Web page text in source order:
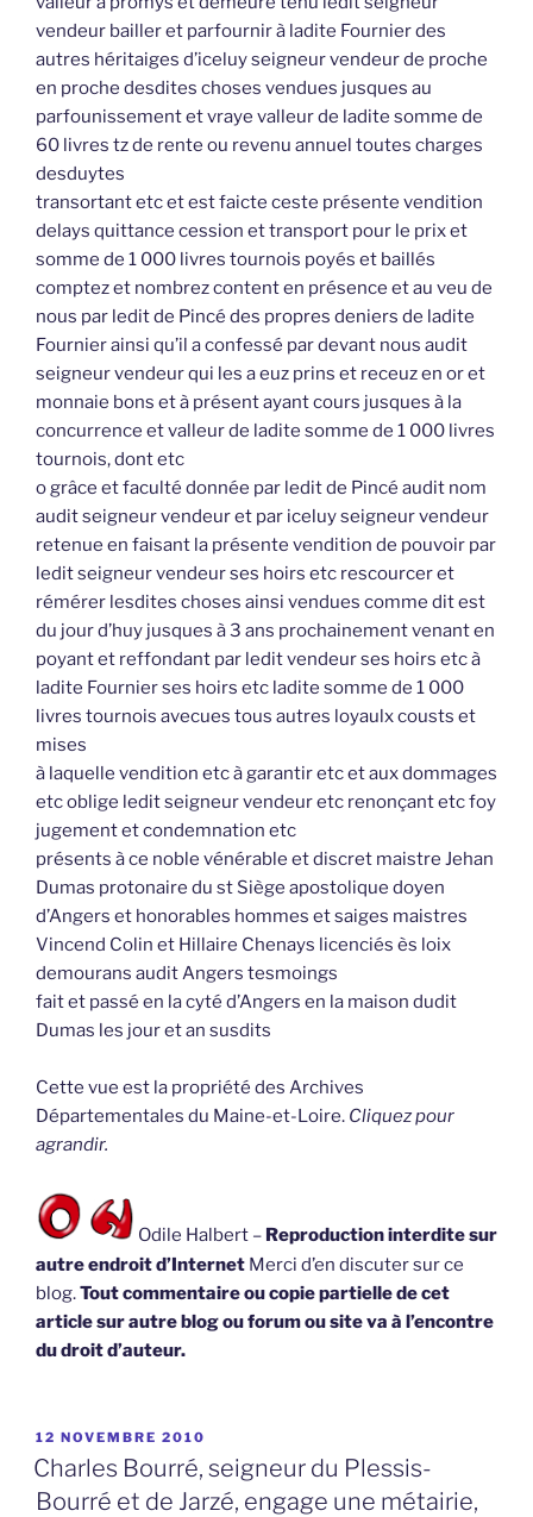
vendeur bailler et parfournir à ladite Fournier des
autres héritaiges d’iceluy seigneur vendeur de proche
en proche desdites choses vendues jusques au
parfounissement et vraye valleur de ladite somme de
60 livres tz de rente ou revenu annuel toutes charges
desduytes
transortant etc et est faicte ceste présente vendition
delays quittance cession et transport pour le prix et
somme de 1 000 livres tournois poyés et baillés
comptez et nombrez content en présence et au veu de
nous par ledit de Pincé des propres deniers de ladite
Fournier ainsi qu’il a confessé par devant nous audit
seigneur vendeur qui les a euz prins et receuz en or et
monnaie bons et à présent ayant cours jusques à la
concurrence et valleur de ladite somme de 1 000 livres
tournois, dont etc
o grâce et faculté donnée par ledit de Pincé audit nom
audit seigneur vendeur et par iceluy seigneur vendeur
retenue en faisant la présente vendition de pouvoir par
ledit seigneur vendeur ses hoirs etc rescourcer et
rémérer lesdites choses ainsi vendues comme dit est
du jour d’huy jusques à 3 ans prochainement venant en
poyant et reffondant par ledit vendeur ses hoirs etc à
ladite Fournier ses hoirs etc ladite somme de 1 000
livres tournois avecues tous autres loyaulx cousts et
mises
à laquelle vendition etc à garantir etc et aux dommages
etc oblige ledit seigneur vendeur etc renonçant etc foy
jugement et condemnation etc
présents à ce noble vénérable et discret maistre Jehan
Dumas protonaire du st Siège apostolique doyen
d’Angers et honorables hommes et saiges maistres
Vincend Colin et Hillaire Chenays licenciés ès loix
demourans audit Angers tesmoings
fait et passé en la cyté d’Angers en la maison dudit
Dumas les jour et an susdits
Cette vue est la propriété des Archives
Départementales du Maine-et-Loire. Cliquez pour
agrandir.
Odile Halbert – Reproduction interdite sur
autre endroit d’Internet Merci d’en discuter sur ce
blog.Tout commentaire ou copie partielle de cet
article sur autre blog ou forum ou site va à l’encontre
du droit d’auteur.
PUBLIÉ
LE
12 NOVEMBRE 2010
Charles Bourré, seigneur du Plessis-
Bourré et de Jarzé, engage une métairie,